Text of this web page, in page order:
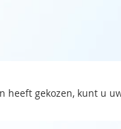
gekozen, kunt u